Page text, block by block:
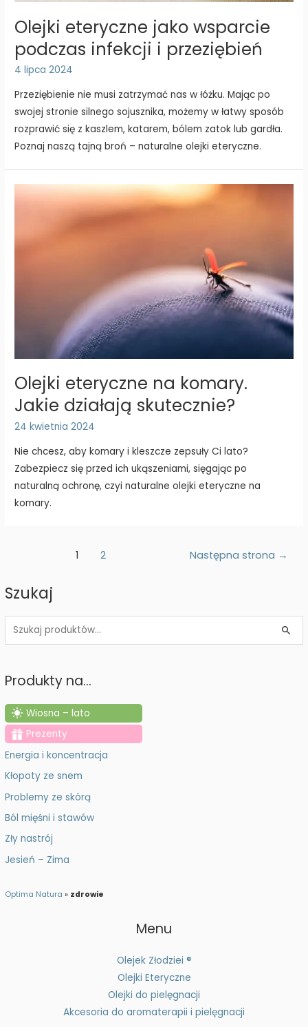
Optima Natura » zdrowie
Szukaj
z
k
j
Produkty na…
Wiosna – lato
Prezenty
Energia i koncentracja
Kłopoty ze snem
Problemy ze skórą
Ból mięśni i stawów
Zły nastrój
Jesień – Zima
Olejki eteryczne jako wsparcie
podczas infekcji i przeziębień
4 lipca 2024
Przeziębienie nie musi zatrzymać nas w łóżku. Mając po
swojej stronie silnego sojusznika, możemy w łatwy sposób
rozprawić się z kaszlem, katarem, bólem zatok lub gardła.
Poznaj naszą tajną broń – naturalne olejki eteryczne.
Olejki eteryczne na komary.
Jakie działają skutecznie?
24 kwietnia 2024
Nie chcesz, aby komary i kleszcze zepsuły Ci lato?
Zabezpiecz się przed ich ukąszeniami, sięgając po
naturalną ochronę, czyi naturalne olejki eteryczne na
komary.
1 2 Następna strona →
Menu
Olejek Złodziei ®
Olejki Eteryczne
Olejki do pielęgnacji
Akcesoria do aromaterapii i pielęgnacji